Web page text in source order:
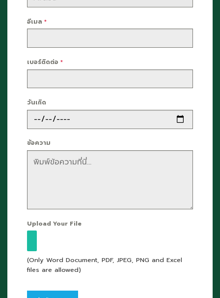
อีเมล *
เบอร์ติดต่อ *
วันเกิด
ข้อความ
Upload Your File
(Only Word Document, PDF, JPEG, PNG and Excel
files are allowed)